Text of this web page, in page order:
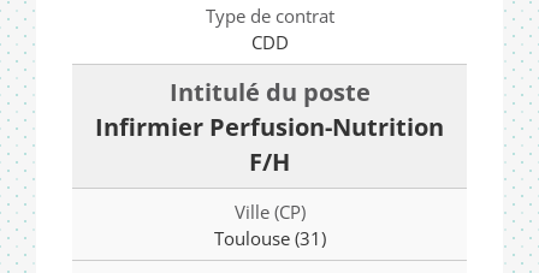
CDD
Infirmier Perfusion-Nutrition
F/H
Toulouse (31)